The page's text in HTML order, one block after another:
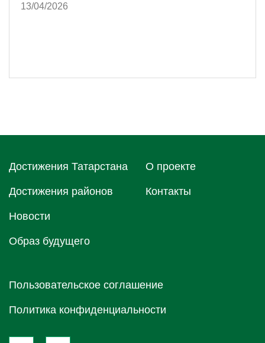
13/04/2026
Достижения Татарстана
Достижения районов
Новости
Образ будущего
О проектe
Контакты
Пользовательское соглашение
Политика конфиденциальности